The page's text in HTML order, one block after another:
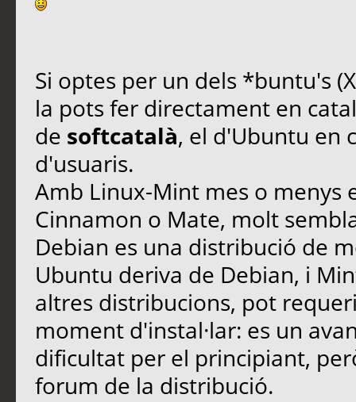
Si optes per un dels *buntu's
la pots fer directament en
de softcatalà, el d'Ubuntu en
d'usuaris.
Amb Linux-Mint mes o menys
Cinnamon o Mate, molt
Debian es una distribució de
Ubuntu deriva de Debian, i
altres distribucions, pot
moment d'instal·lar: es un
dificultat per el principiant,
forum de la distribució.